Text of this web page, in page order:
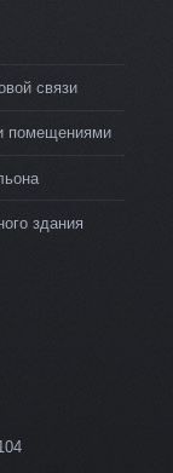
связи
помещениями
здания